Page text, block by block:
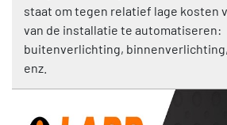
staat om tegen relatief lage kosten
van de installatie te automatiseren:
buitenverlichting,
enz.